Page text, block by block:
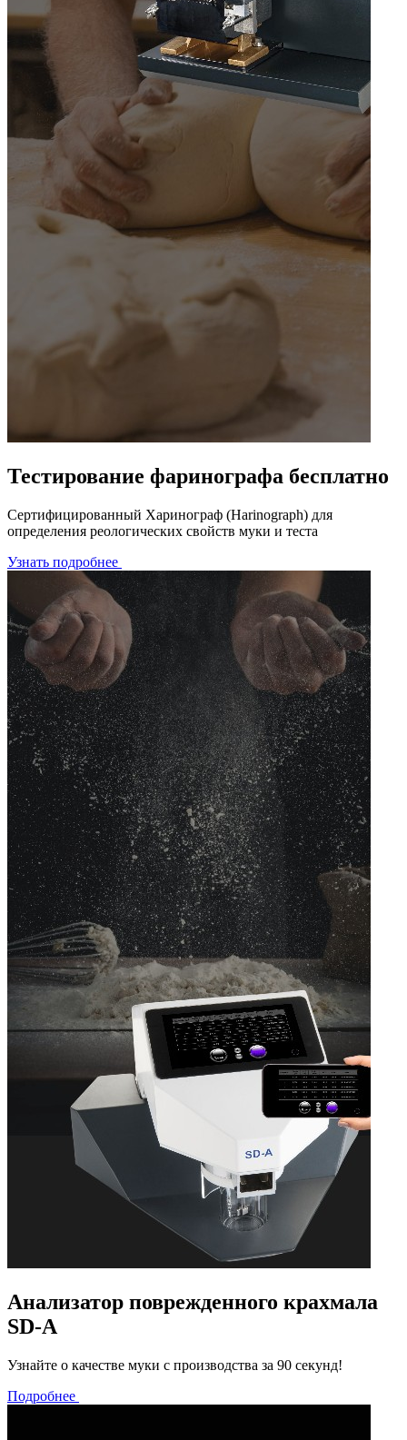
Тестирование фаринографа бесплатно
Сертифицированный Харинограф (Harinograph) для
определения реологических свойств муки и теста
Узнать подробнее
Анализатор поврежденного крахмала
SD-A
Узнайте о качестве муки с производства за 90 секунд!
Подробнее